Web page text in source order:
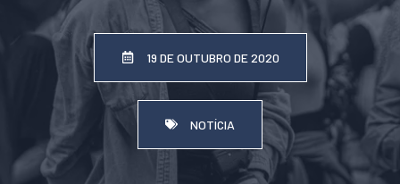
19 DE OUTUBRO DE 2020
NOTÍCIA